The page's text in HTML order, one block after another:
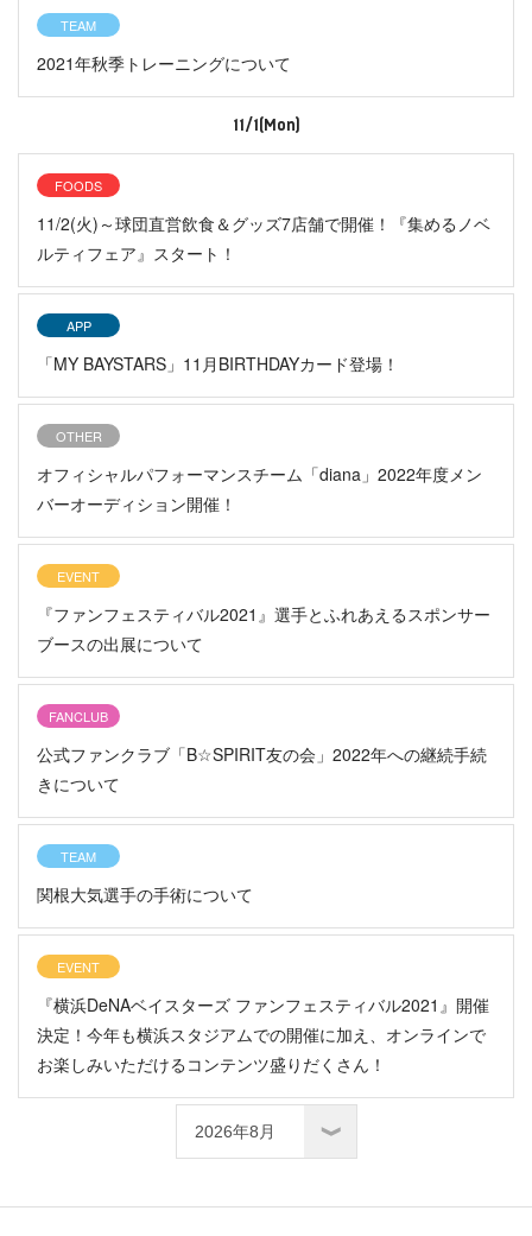
TEAM
2021年秋季トレーニングについて
11/1(Mon)
FOODS
11/2(火)～球団直営飲食＆グッズ7店舗で開催！『集めるノベ
ルティフェア』スタート！
APP
「MY BAYSTARS」11月BIRTHDAYカード登場！
OTHER
オフィシャルパフォーマンスチーム「diana」2022年度メン
バーオーディション開催！
EVENT
『ファンフェスティバル2021』選手とふれあえるスポンサー
ブースの出展について
FANCLUB
公式ファンクラブ「B☆SPIRIT友の会」2022年への継続手続
きについて
TEAM
関根大気選手の手術について
EVENT
『横浜DeNAベイスターズ ファンフェスティバル2021』開催
決定！今年も横浜スタジアムでの開催に加え、オンラインで
お楽しみいただけるコンテンツ盛りだくさん！